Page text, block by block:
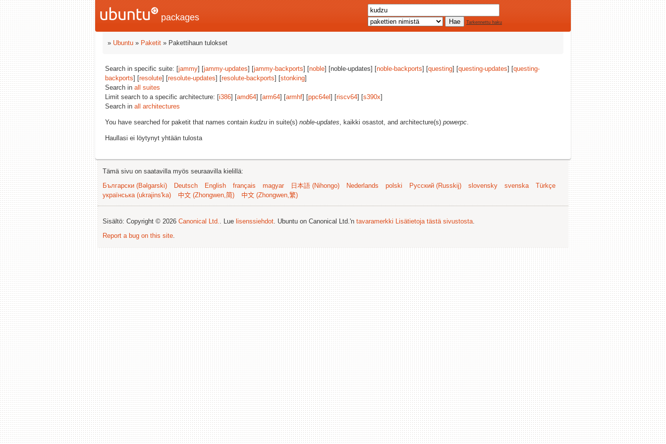
packages Tarkennettu haku
» Ubuntu » Paketit » Pakettihaun tulokset
Search in specific suite: [jammy] [jammy-updates] [jammy-backports] [noble] [noble-updates] [noble-backports] [questing] [questing-updates] [questing-
backports] [resolute] [resolute-updates] [resolute-backports] [stonking]
Search in all suites
Limit search to a specific architecture: [i386] [amd64] [arm64] [armhf] [ppc64el ] [riscv64] [s390x]
Search in all architectures
You have searched for paketit that names contain kudzu in suite(s) noble-updates, kaikki osastot, and architecture(s) powerpc.
Haullasi ei löytynyt yhtään tulosta
Tämä sivu on saatavilla myös seuraavilla kielillä:
Български (Bəlgarski)
Deutsch English français magyar 日本語 (Nihongo) Nederlands polski Русский (Russkij) slovensky svenska
Türkçe
українська (ukrajins'ka)
中文 (Zhongwen,简) 中文 (Zhongwen,繁)
Sisältö: Copyright © 2026 Canonical Ltd.. Lue lisenssiehdot. Ubuntu on Canonical Ltd.'n tavaramerkki Lisätietoja tästä sivustosta.
Report a bug on this site.